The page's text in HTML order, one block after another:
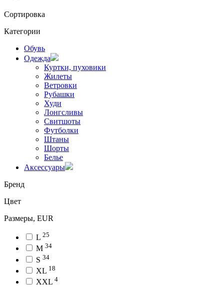
Сортировка
Категории
Обувь
Одежда
Куртки, пуховики
Жилеты
Ветровки
Рубашки
Худи
Лонгсливы
Свитшоты
Футболки
Штаны
Шорты
Белье
Аксессуары
Бренд
Цвет
Размеры, EUR
L 25
M 34
S 34
XL 18
XXL 4